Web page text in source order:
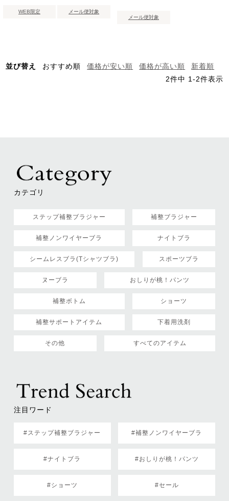
WEB限定 メール便対象
メール便対象
並び替え おすすめ順 価格が安い順 価格が高い順
新着順
2件中 1-2件表示
カテゴリ
ステップ補整ブラジャー 補整ブラジャー
補整ノンワイヤーブラ ナイトブラ
シームレスブラ(Tシャツブラ) スポーツブラ
ヌーブラ おしりが桃！パンツ
補整ボトム ショーツ
補整サポートアイテム 下着用洗剤
その他 すべてのアイテム
注目ワード
#ステップ補整ブラジャー #補整ノンワイヤーブラ
#ナイトブラ #おしりが桃！パンツ
#ショーツ #セール